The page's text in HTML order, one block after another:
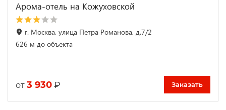
Арома-отель на Кожуховской
г. Москва, улица Петра Романова, д.7/2
626 м до объекта
от 3 930 ₽ Заказать